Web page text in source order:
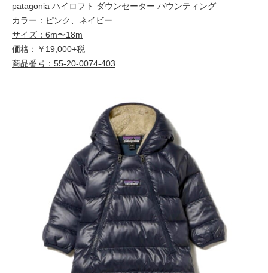
patagonia ハイロフト ダウンセーター バウンティング
カラー：ピンク、ネイビー
サイズ：6m〜18m
価格：￥19,000+税
商品番号：55-20-0074-403